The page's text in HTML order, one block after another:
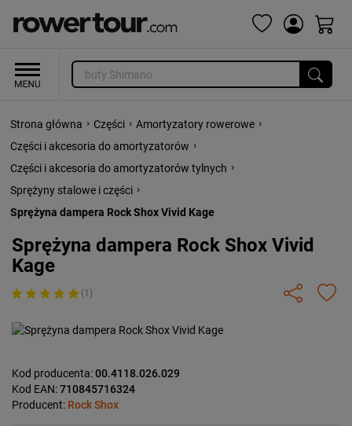
Strona główna › Części › Amortyzatory rowerowe ›
Części i akcesoria do amortyzatorów ›
Części i akcesoria do amortyzatorów tylnych ›
Sprężyny stalowe i części ›
Sprężyna dampera Rock Shox Vivid Kage
Sprężyna dampera Rock Shox Vivid
Kage
(1)
Kod producenta:00.4118.026.029
Kod EAN:710845716324
Producent: Rock Shox